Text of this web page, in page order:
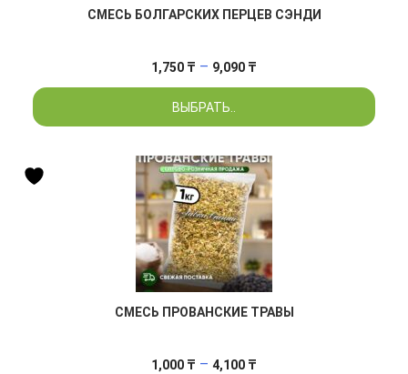
СМЕСЬ БОЛГАРСКИХ ПЕРЦЕВ СЭНДИ
1,750 ₸ – 9,090 ₸
цен:
–
9,090 ₸
ВЫБРАТЬ..
СМЕСЬ ПРОВАНСКИЕ ТРАВЫ
1,000 ₸ – 4,100 ₸